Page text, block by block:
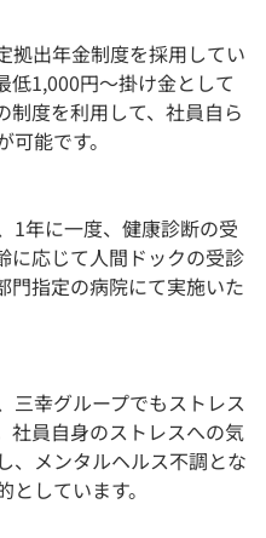
拠出年金制度を採用してい
低1,000円～掛け金として
制度を利用して、社員自ら
能です。
1年に一度、健康診断の受
に応じて人間ドックの受診
門指定の病院にて実施いた
三幸グループでもストレス
社員自身のストレスへの気
、メンタルヘルス不調とな
しています。